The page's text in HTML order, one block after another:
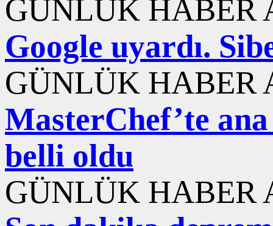
GÜNLÜK HABER
Google uyardı.
GÜNLÜK HABER
MasterChef’te
belli oldu
GÜNLÜK HABER